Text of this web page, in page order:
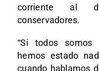
corriente al
conservadores.
“Si todos
hemos estado
cuando hablamos